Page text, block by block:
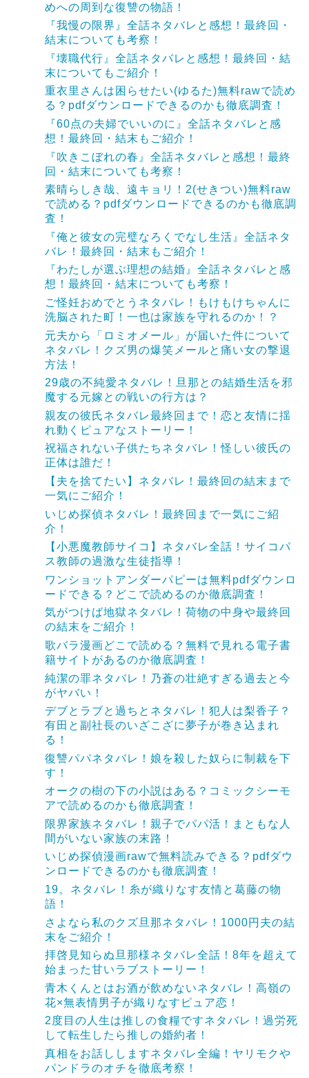
めへの周到な復讐の物語！
『我慢の限界』全話ネタバレと感想！最終回・
結末についても考察！
『壊職代行』全話ネタバレと感想！最終回・結
末についてもご紹介！
重衣里さんは困らせたい(ゆるた)無料rawで読め
る？pdfダウンロードできるのかも徹底調査！
『60点の夫婦でいいのに』全話ネタバレと感
想！最終回・結末もご紹介！
『吹きこぼれの春』全話ネタバレと感想！最終
回・結末についても考察！
素晴らしき哉、遠キョリ！2(せきつい)無料raw
で読める？pdfダウンロードできるのかも徹底調
査！
『俺と彼女の完璧なろくでなし生活』全話ネタ
バレ！最終回・結末もご紹介！
『わたしが選ぶ理想の結婚』全話ネタバレと感
想！最終回・結末についても考察！
ご怪妊おめでとうネタバレ！もけもけちゃんに
洗脳された町！一也は家族を守れるのか！？
元夫から「ロミオメール」が届いた件について
ネタバレ！クズ男の爆笑メールと痛い女の撃退
方法！
29歳の不純愛ネタバレ！旦那との結婚生活を邪
魔する元嫁との戦いの行方は？
親友の彼氏ネタバレ最終回まで！恋と友情に揺
れ動くピュアなストーリー！
祝福されない子供たちネタバレ！怪しい彼氏の
正体は誰だ！
【夫を捨てたい】ネタバレ！最終回の結末まで
一気にご紹介！
いじめ探偵ネタバレ！最終回まで一気にご紹
介！
【小悪魔教師サイコ】ネタバレ全話！サイコパ
ス教師の過激な生徒指導！
ワンショットアンダーパピーは無料pdfダウンロ
ードできる？どこで読めるのか徹底調査！
気がつけば地獄ネタバレ！荷物の中身や最終回
の結末をご紹介！
歌バラ漫画どこで読める？無料で見れる電子書
籍サイトがあるのか徹底調査！
純潔の罪ネタバレ！乃蒼の壮絶すぎる過去と今
がヤバい！
デブとラブと過ちとネタバレ！犯人は梨香子？
有田と副社長のいざこざに夢子が巻き込まれ
る！
復讐パパネタバレ！娘を殺した奴らに制裁を下
す！
オークの樹の下の小説はある？コミックシーモ
アで読めるのかも徹底調査！
限界家族ネタバレ！親子でパパ活！まともな人
間がいない家族の末路！
いじめ探偵漫画rawで無料読みできる？pdfダウ
ンロードできるのかも徹底調査！
19。ネタバレ！糸が織りなす友情と葛藤の物
語！
さよなら私のクズ旦那ネタバレ！1000円夫の結
末をご紹介！
拝啓見知らぬ旦那様ネタバレ全話！8年を超えて
始まった甘いラブストーリー！
青木くんとはお酒が飲めないネタバレ！高嶺の
花×無表情男子が織りなすピュア恋！
2度目の人生は推しの食糧ですネタバレ！過労死
して転生したら推しの婚約者！
真相をお話ししますネタバレ全編！ヤリモクや
パンドラのオチを徹底考察！